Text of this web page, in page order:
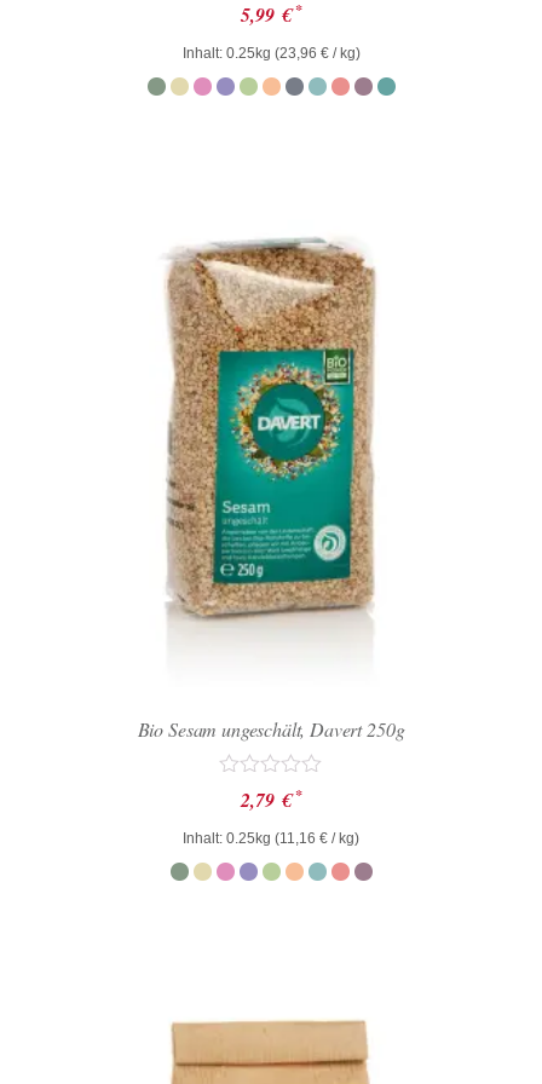
Bewertet
mit
0
von
5
5,99 € *
Inhalt: 0.25kg (23,96 €/ kg)
Bio Sesam ungeschält, Davert 250g
Bewertet
mit
0
von
5
2,79 € *
Inhalt: 0.25kg (11,16 € / kg)